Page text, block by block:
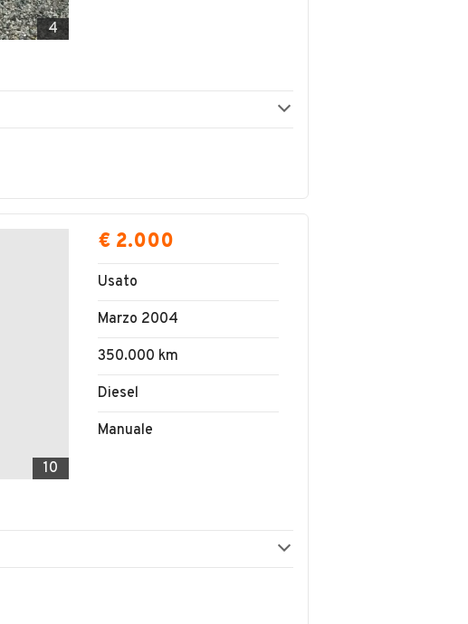
4
10
€ 2.000
Usato
Marzo 2004
350.000 km
Diesel
Manuale